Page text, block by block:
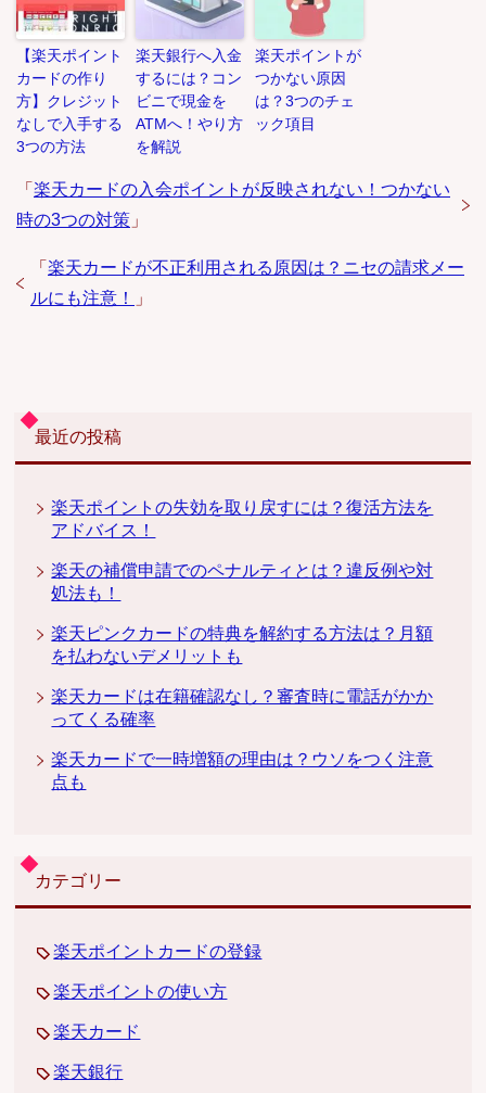
【楽天ポイント
カードの作り
方】クレジット
なしで入手する
3つの方法
楽天銀行へ入金
するには？コン
ビニで現金を
ATMへ！やり方
を解説
楽天ポイントが
つかない原因
は？3つのチェ
ック項目
「 楽天カードの入会ポイントが反映されない！つかない
時の3つの対策 」
「 楽天カードが不正利用される原因は？ニセの請求メー
ルにも注意！
」
最近の投稿
楽天ポイントの失効を取り戻すには？復活方法を
アドバイス！
楽天の補償申請でのペナルティとは？違反例や対
処法も！
楽天ピンクカードの特典を解約する方法は？月額
を払わないデメリットも
楽天カードは在籍確認なし？審査時に電話がかか
ってくる確率
楽天カードで一時増額の理由は？ウソをつく注意
点も
カテゴリー
楽天ポイントカードの登録
楽天ポイントの使い方
楽天カード
楽天銀行